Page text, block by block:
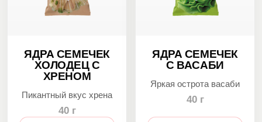
ЯДРА СЕМЕЧЕК
ХОЛОДЕЦ С
ХРЕНОМ
Пикантный вкус хрена
40 г
ЯДРА СЕМЕЧЕК
С ВАСАБИ
Яркая острота васаби
40 г